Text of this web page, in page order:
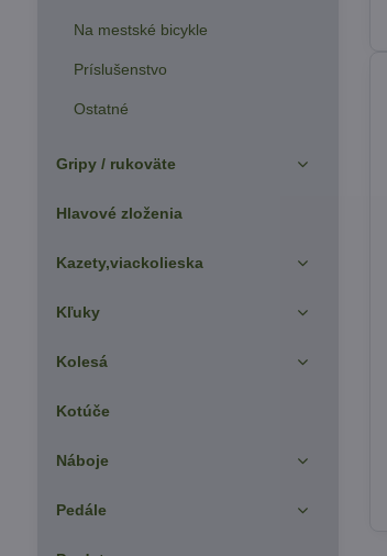
Na mestské bicykle
Príslušenstvo
Ostatné
Gripy / rukoväte
Hlavové zloženia
Kazety,viackolieska
Kľuky
Kolesá
Kotúče
Náboje
Pedále